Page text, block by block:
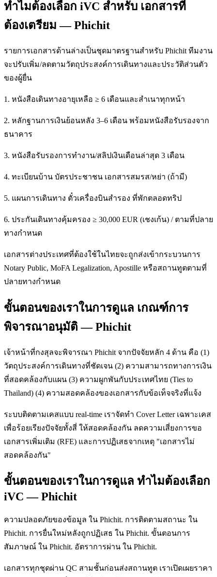
ทำไมต้องเลือก iVC สำหรับ เอกสารที่
ต้องเตรียม — Phichit
รายการเอกสารด้านล่างเป็นชุดมาตรฐานสำหรับ Phichit ทีมงาน
จะปรับเพิ่ม/ลดตามวัตถุประสงค์การเดินทางและประวัติส่วนตัว
ของผู้ยื่น
1. หนังสือเดินทางอายุเหลือ ≥ 6 เดือนและสำเนาทุกหน้า
2. หลักฐานการเงินย้อนหลัง 3–6 เดือน พร้อมหนังสือรับรองจาก
ธนาคาร
3. หนังสือรับรองการทำงาน/สลิปเงินเดือนล่าสุด 3 เดือน
4. ทะเบียนบ้าน บัตรประชาชน เอกสารสมรส/หย่า (ถ้ามี)
5. แผนการเดินทาง ตั๋วเครื่องบินสำรอง ที่พักตลอดทริป
6. ประกันเดินทางคุ้มครอง ≥ 30,000 EUR (เชงเก้น) / ตามที่ปลาย
ทางกำหนด
เอกสารต่างประเทศที่ต้องใช้ในไทยจะถูกส่งเข้ากระบวนการ
Notary Public, MoFA Legalization, Apostille หรือสถานทูตตามที่
ปลายทางกำหนด
ขั้นตอนของเราในการดูแล เกณฑ์การ
พิจารณาอนุมัติ — Phichit
เจ้าหน้าที่กงสุลจะพิจารณา Phichit จากปัจจัยหลัก 4 ด้าน คือ (1)
วัตถุประสงค์การเดินทางที่ชัดเจน (2) ความสามารถทางการเงิน
ที่สอดคล้องกับแผน (3) ความผูกพันกับประเทศไทย (Ties to
Thailand) (4) ความสอดคล้องของเอกสารกับข้อเท็จจริงที่แจ้ง
ระบบติดตามเคสแบบ real-time เราจัดทำ Cover Letter เฉพาะเคส
เพื่อร้อยเรียงปัจจัยทั้งสี่ ให้สอดคล้องกัน ลดความเสี่ยงการขอ
เอกสารเพิ่มเติม (RFE) และการปฏิเสธจากเหตุ "เอกสารไม่
สอดคล้องกัน"
ขั้นตอนของเราในการดูแล ทำไมต้องเลือก
iVC — Phichit
ความปลอดภัยของข้อมูล ใน Phichit. การติดตามสถานะ ใน
Phichit. การยื่นใหม่หลังถูกปฏิเสธ ใน Phichit. ขั้นตอนการ
สัมภาษณ์ ใน Phichit. อัตราการผ่าน ใน Phichit.
เอกสารทุกชุดผ่าน QC สามชั้นก่อนส่งสถานทูต เราเปิดเผยราคา